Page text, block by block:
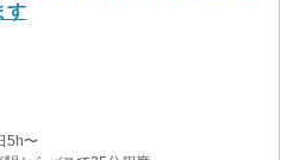
す
5h〜